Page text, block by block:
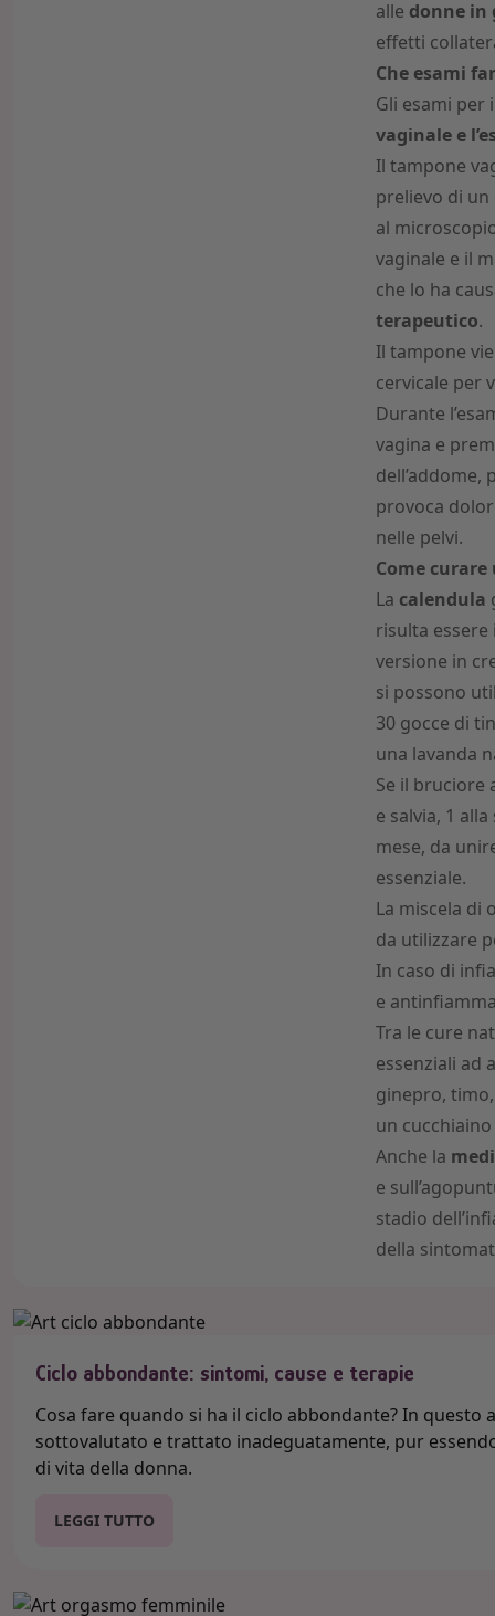
alle donne in
effetti
Che esami
Gli esami per
vaginale e
Il tampone
prelievo di
al
vaginale e il
che lo ha
terapeutico.
Il tampone
cervicale per
Durante
vagina e
provoca
nelle pelvi.
Come
La calendula
risulta
versione in
si possono
30 gocce di
una lavanda
Se il bruciore
e salvia, 1
mese, da
essenziale.
La miscela di
da utilizzare
In caso di
e
Tra le cure
essenziali ad
ginepro,
un
Anche la
e
stadio
della
Ciclo abbondante: sintomi, cause e terapie
Cosa fare quando si ha il ciclo abbondante? In
sottovalutato e trattato inadeguatamente, pur
di vita della donna.
LEGGI TUTTO